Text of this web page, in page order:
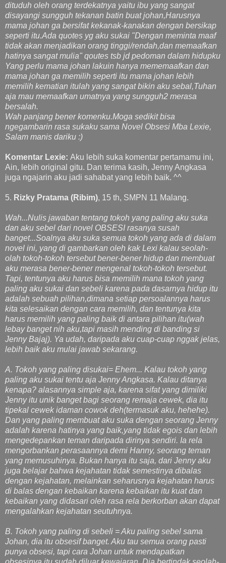
dituduh oleh orang terdekatnya yaitu ibu yang sangat
disayangi sungguh tekanan batin buat johan,Harusnya
mama johan ga bersifat kekanak-kanakan dengan bersikap
seperti itu.Ada quotes yg aku sukai "Dengan meminta maaf
tidak akan menjadikan orang tinggi/rendah,dan memaafkan
hatinya sangat mulia" qoutes tsb jd pedoman dalam hidupku
Yang perlu mama johan lakuin hanya mememaafkan dan
mama johan ga memilih seperti itu mama johan lebih
memilih kematian itulah yang sangat bikin aku sebal,Tuhan
aja mau memaafkan umatnya yang sungguh2 merasa
bersalah.
Wah panjang bener komenku.Moga sedikit bisa
ngegambarin rasa sukaku sama Novel Obsesi Mba Lexie,
Salam manis dariku :)
Komentar Lexie: Aku lebih suka komentar pertamamu ini,
Ain, lebih original gitu. Dan terima kasih, Jenny Angkasa
juga ngajarin aku jadi sahabat yang lebih baik. ^^
5. Rizky Pratama (Ribim), 15 th, SMPN 11 Malang.
Wah...Nulis jawaban tentang tokoh yang paling aku suka
dan aku sebel dari novel OBSESI rasanya susah
banget...Soalnya aku suka semua tokoh yang ada di dalam
novel ini, yang di gambarkan oleh kak Lexi kalau seolah-
olah tokoh-tokoh tersebut bener-bener hidup dan membuat
aku merasa bener-bener mengenal tokoh-tokoh tersebut.
Tapi, tentunya aku harus bisa memilih mana tokoh yang
paling aku sukai dan sebeli karena pada dasarnya hidup itu
adalah sebuah pilihan,dimana setiap persoalannya harus
kita selesaikan dengan cara memilih, dan tentunya kita
harus memilih yang paling baik di antara pilihan itu(wah
lebay banget nih aku,tapi masih mending di banding si
Jenny Bajaj). Ya udah, daripada aku cuap-cuap nggak jelas,
lebih baik aku mulai jawab sekarang.
A. Tokoh yang paling disukai= Ehem... Kalau tokoh yang
paling aku sukai tentu aja Jenny Angkasa. Kalau ditanya
kenapa? alasannya simple aja, karena sifat yang dimiliki
Jenny itu unik banget bagi seorang remaja cewek, dia itu
tipekal cewek idaman cowok deh(termasuk aku, hehehe).
Dan yang paling membuat aku suka dengan seorang Jenny
adalah karena hatinya yang baik,yang tidak egois dan lebih
mengedepankan teman daripada dirinya sendiri. Ia rela
mengorbankan perasaannya demi Hanny, seorang teman
yang memusuhinya. Bukan hanya itu saja, dari Jenny aku
juga belajar bahwa kejahatan tidak semestinya dibalas
dengan kejahatan, melainkan seharusnya kejahatan harus
di balas dengan kebaikan karena kebaikan itu kuat dan
kebaikan yang didasari oleh rasa rela berkorban akan dapat
mengalahkan kejahatan seutuhnya.
B. Tokoh yang paling di sebeli = Aku paling sebel sama
Johan, dia itu obsesif banget. Aku tau semua orang pasti
punya obsesi, tapi cara Johan untuk mendapatkan